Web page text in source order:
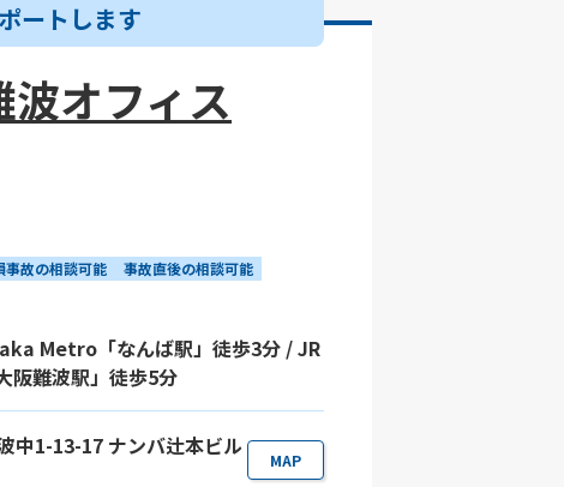
ートします
オフィス
事故の相談可能
事故直後の相談可能
Metro「なんば駅」徒歩3分 / JR
阪難波駅」徒歩5分
中1-13-17 ナンバ辻本ビル
MAP